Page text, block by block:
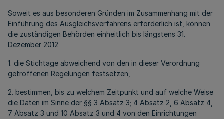
Soweit es aus besonderen Gründen im Zusammenhang mit der
Einführung des Ausgleichsverfahrens erforderlich ist, können
die zuständigen Behörden einheitlich bis längstens 31.
Dezember 2012
1. die Stichtage abweichend von den in dieser Verordnung
getroffenen Regelungen festsetzen,
2. bestimmen, bis zu welchem Zeitpunkt und auf welche Weise
die Daten im Sinne der §§ 3 Absatz 3; 4 Absatz 2, 6 Absatz 4,
7 Absatz 3 und 10 Absatz 3 und 4 von den Einrichtungen